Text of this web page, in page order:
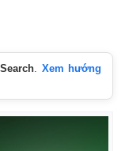
. Xem hướng